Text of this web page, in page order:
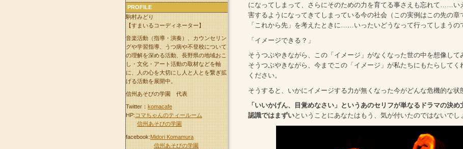
になってしまって、さらにそのための力を育てる事さえも忘れて……い
害するようになってきてしまっている今の社会（この実例はこの先の章
「これから先」を考えたときに……いったいどうなって行ってしまうの
「イメージできる？」
そうつぶやきながら、この「イメージ」がなくなった世の中を想像して
そうつぶやきながら、今までこの「イメージ」が私たちにもたらしてく
ください。
そうすると、いかにイメージする力が無くなった今がどんな危機的な
「いいかげん、目覚めなさい」というあのセリフが単なるドラマの決め
認識ではまずいということにあなたはもう、気が付いたのではないでし
PROFILE
駒村みどり
【すまいるコーディネーター】
音楽活動（指導・演奏）、カウンセリン
グや学習指導、うつ病や不登校について
の理解を深める活動、長野県の地域おこ
し・文化・アート活動の取材などを軸
に、人の心を大切にし人と人とを繋ぎ拡
げる活動を展開中。
信州あそびの学園 代表
Twitter：komacafe
HP:コマちゃんのティールーム
信州あそびの学園
facebook:Midori Komamura
信州あそびの学園